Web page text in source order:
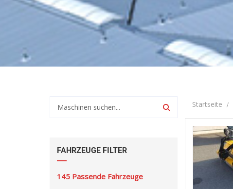
FAHRZEUGE FILTER
145 Passende Fahrzeuge
Startseite